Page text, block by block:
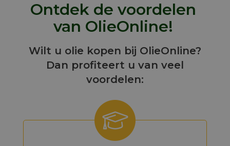
Ontdek de voordelen
van OlieOnline!
Wilt u olie kopen bij OlieOnline?
Dan profiteert u van veel
voordelen: